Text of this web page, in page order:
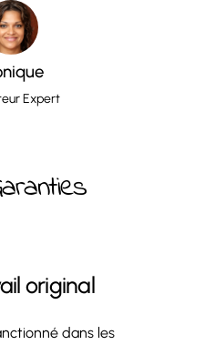
Expert
original
dans les